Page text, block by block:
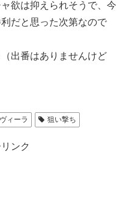
欲は抑えられそうで、今
だと思った次第なので
出番はありませんけど
ヴィーラ 狙い撃ち
ンク